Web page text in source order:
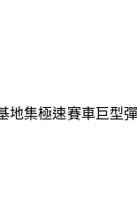
地集極速賽車巨型